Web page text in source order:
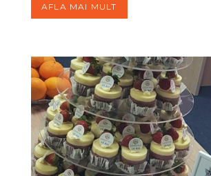
AFLA MAI MULT